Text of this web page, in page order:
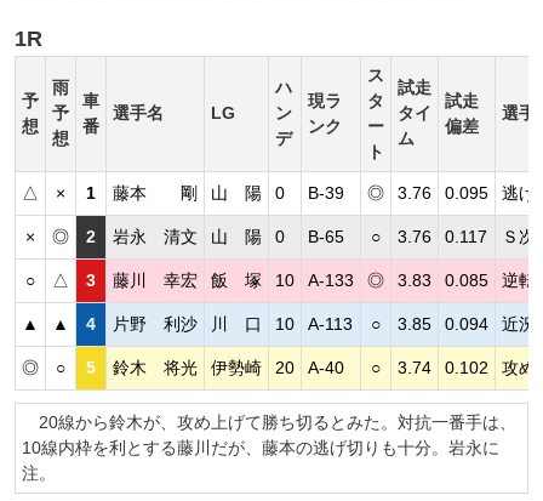
1R
予
想
雨
予
想
車
番
選手名 LG
ハ
ン
デ
現ラ
ンク
ス
タ
ー
ト
試走
タイ
ム
試走
偏差
選手
△ × 1 藤本 剛 山 陽 0 B-39 ◎ 3.76 0.095 逃げ
× ◎ 2 岩永 清文 山 陽 0 B-65 ○ 3.76 0.117 Ｓ次
○ △ 3 藤川 幸宏 飯 塚 10 A-133 ◎ 3.83 0.085 逆転
▲ ▲ 4 片野 利沙 川 口 10 A-113 ○ 3.85 0.094 近況
◎ ○ 5 鈴木 将光 伊勢崎 20 A-40 ○ 3.74 0.102 攻め
20線から鈴木が、攻め上げて勝ち切るとみた。対抗一番手は、
10線内枠を利とする藤川だが、藤本の逃げ切りも十分。岩永に
注。